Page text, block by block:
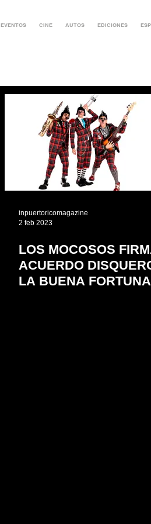
EVENTOS CINE AUTOS EDICIONES
inpuertoricomagazine
2 feb 2023
LOS MOCOSOS
ACUERDO
LA BUENA FORTUNA